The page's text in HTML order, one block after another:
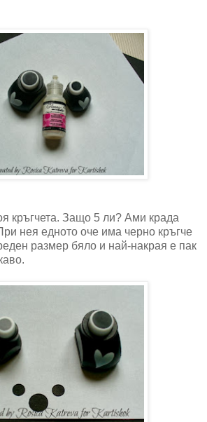
кръгчета. Защо 5 ли? Ами крада
нея едното оче има черно кръгче
размер бяло и най-накрая е пак